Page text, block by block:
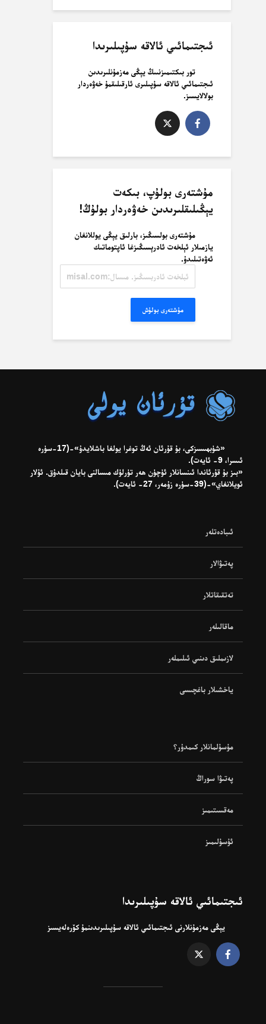
ئىجتىمائىي ئالاقە سۇپىلىرىدا
تور بىكتىمىزنىىڭ يېڭى مەزمۇنلىرىدىن
ئىجتىمائىي ئالاقە سۇپىلىرى ئارقىلىقمۇ خەۋەردار
بولالايسىز.
مۇشتەرى بولۇپ، بىكەت
يېڭىلىقلىرىدىن خەۋەردار بولۇڭ!
مۇشتەرى بولسىڭىز، بارلىق يېڭى يوللانغان
يازمىلار ئېلخەت ئادرېسىڭىزغا ئاپتوماتىك
ئەۋەتىلىدۇ.
ئادرېسىڭىز.
مۇشتەرى بولۇش
«شۈبھىسىزكى، بۇ قۇرئان ئەڭ توغرا يولغا باشلايدۇ»-(17-سۈرە
ئىسرا، 9- ئايەت).
«بىز بۇ قۇرئاندا ئىنسانلار ئۈچۈن ھەر تۈرلۈك مىسالنى بايان قىلدۇق. ئۇلار
ئويلانغاي»-(39-سۈرە زۇمەر، 27- ئايەت).
ئىبادەتلەر
پەتىۋالار
تەتقىقاتلار
ماقالىلەر
لازىملىق دىنىي ئىلىملەر
ياخشىلار باغچىسى
مۇسۇلمانلار كىمدۇر؟
پەتىۋا سوراڭ
مەقسىتىمىز
ئۇسۇلىمىز
ئىجتىمائىي ئالاقە سۇپىلىرىدا
يېڭى مەزمۇنلارنى ئىجتىمائىي ئالاقە سۇپىلىرىدىنمۇ كۆرەلەيسىز